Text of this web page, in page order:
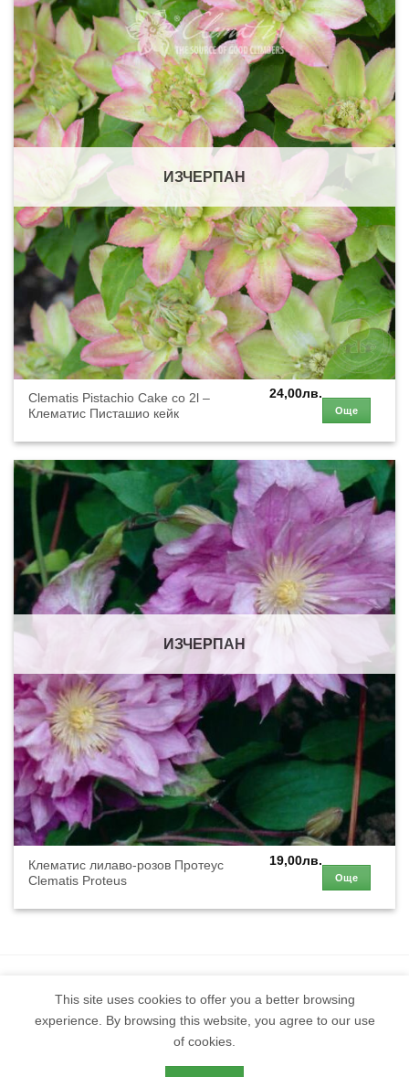
ИЗЧЕРПАН
Clematis Pistachio Cake co 2l –
Клематис Писташио кейк
24,00лв.
Още
ИЗЧЕРПАН
Клематис лилаво-розов Протеус
Clematis Proteus
19,00лв.
Още
Срокове и Доставка
This site uses cookies to offer you a better browsing
experience. By browsing this website, you agree to our use
of cookies.